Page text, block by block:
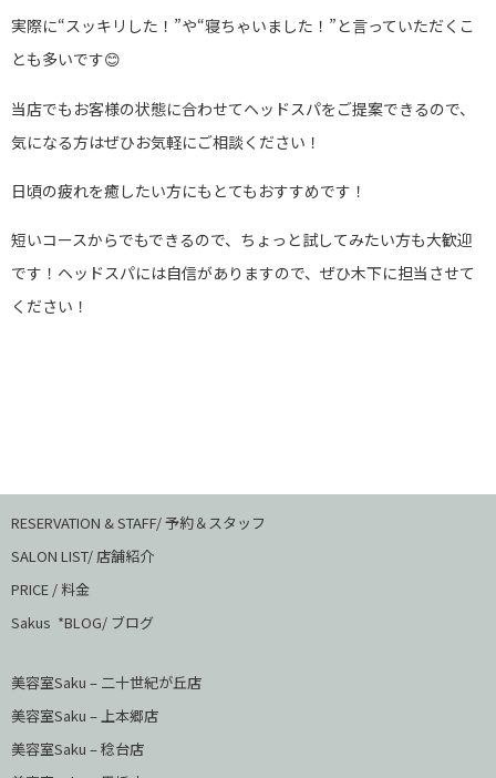
実際に“スッキリした！”や“寝ちゃいました！”と言っていただくこ
とも多いです😊
当店でもお客様の状態に合わせてヘッドスパをご提案できるので、
気になる方はぜひお気軽にご相談ください！
日頃の疲れを癒したい方にもとてもおすすめです！
短いコースからでもできるので、ちょっと試してみたい方も大歓迎
です！ヘッドスパには自信がありますので、ぜひ木下に担当させて
ください！
RESERVATION & STAFF/ 予約＆スタッフ
SALON LIST/ 店舗紹介
PRICE / 料金
Sakus *BLOG/ ブログ
美容室Saku – 二十世紀が丘店
美容室Saku –上本郷店
美容室Saku –稔台店